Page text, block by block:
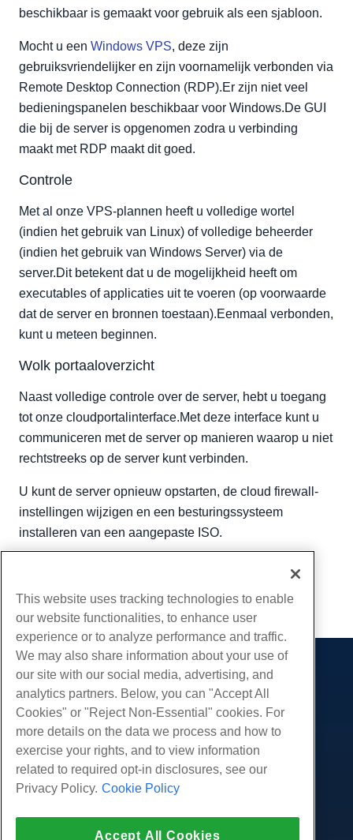
beschikbaar is gemaakt voor gebruik als een sjabloon.
Mocht u een Windows VPS, deze zijn
gebruiksvriendelijker en zijn voornamelijk verbonden via
Remote Desktop Connection (RDP).Er zijn niet veel
bedieningspanelen beschikbaar voor Windows.De GUI
die bij de server is opgenomen zodra u verbinding
maakt met RDP maakt dit goed.
Controle
Met al onze VPS-plannen heeft u volledige wortel
(indien het gebruik van Linux) of volledige beheerder
(indien het gebruik van Windows Server) via de
server.Dit betekent dat u de mogelijkheid heeft om
executables of applicaties uit te voeren (op voorwaarde
dat de server en bronnen toestaan).Eenmaal verbonden,
kunt u meteen beginnen.
Wolk portaaloverzicht
Naast volledige controle over de server, hebt u toegang
tot onze cloudportalinterface.Met deze interface kunt u
communiceren met de server op manieren waarop u niet
rechtstreeks op de server kunt verbinden.
U kunt de server opnieuw opstarten, de cloud firewall-
instellingen wijzigen en een besturingssysteem
installeren van een aangepaste ISO.
Kopiëren URL
Producten
Web hosting
Zakelijke hosting
White Label-wederverkoper
Beheerde Linux VPS
Diensten
Website-migraties
Gemeenschap
Productdocumentatie
Tutorials
Bedrijf
Over ons
Neem contact op
Ondersteuning
This website uses tracking technologies to enable
our website functionalities, to enhance user
experience or to analyze performance and traffic.
We may also share information about your use of
our site with our social media, advertising, and
analytics partners. Below, you can "Accept All
Cookies" or "Reject Non-Essential" cookies. For
more details on the data we process and how to
exercise your rights, and to view information
related to required opt-in disclosures, see our
Privacy Policy. Cookie Policy
Accept All Cookies